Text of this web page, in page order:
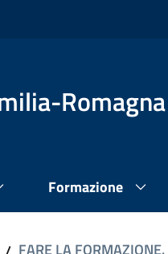
Romagna
Formazione
FARE LA